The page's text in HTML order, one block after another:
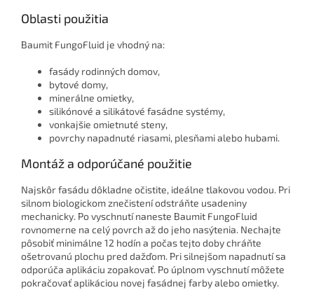
Oblasti použitia
Baumit FungoFluid je vhodný na:
fasády rodinných domov,
bytové domy,
minerálne omietky,
silikónové a silikátové fasádne systémy,
vonkajšie omietnuté steny,
povrchy napadnuté riasami, plesňami alebo hubami.
Montáž a odporúčané použitie
Najskôr fasádu dôkladne očistite, ideálne tlakovou vodou. Pri
silnom biologickom znečistení odstráňte usadeniny
mechanicky. Po vyschnutí naneste Baumit FungoFluid
rovnomerne na celý povrch až do jeho nasýtenia. Nechajte
pôsobiť minimálne 12 hodín a počas tejto doby chráňte
ošetrovanú plochu pred dažďom. Pri silnejšom napadnutí sa
odporúča aplikáciu zopakovať. Po úplnom vyschnutí môžete
pokračovať aplikáciou novej fasádnej farby alebo omietky.